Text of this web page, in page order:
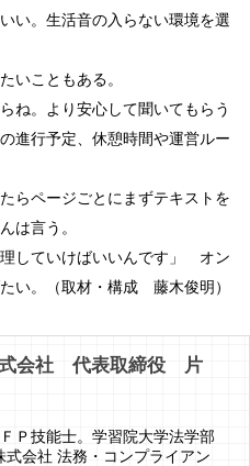
い。生活音の入らない環境を選
いこともある。
ね。より安心して聞いてもらう
進行予定、休憩時間や運営ルー
らページごとにまずテキストを
は言う。
理していけばいいんです」 オン
い。（取材・構成 藤木俊明）
式会社 代表取締役 片
Ｐ技能士。学習院大学法学部
式会社 法務・コンプライアン